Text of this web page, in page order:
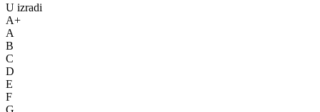
U izradi
A+
A
B
C
D
E
F
G